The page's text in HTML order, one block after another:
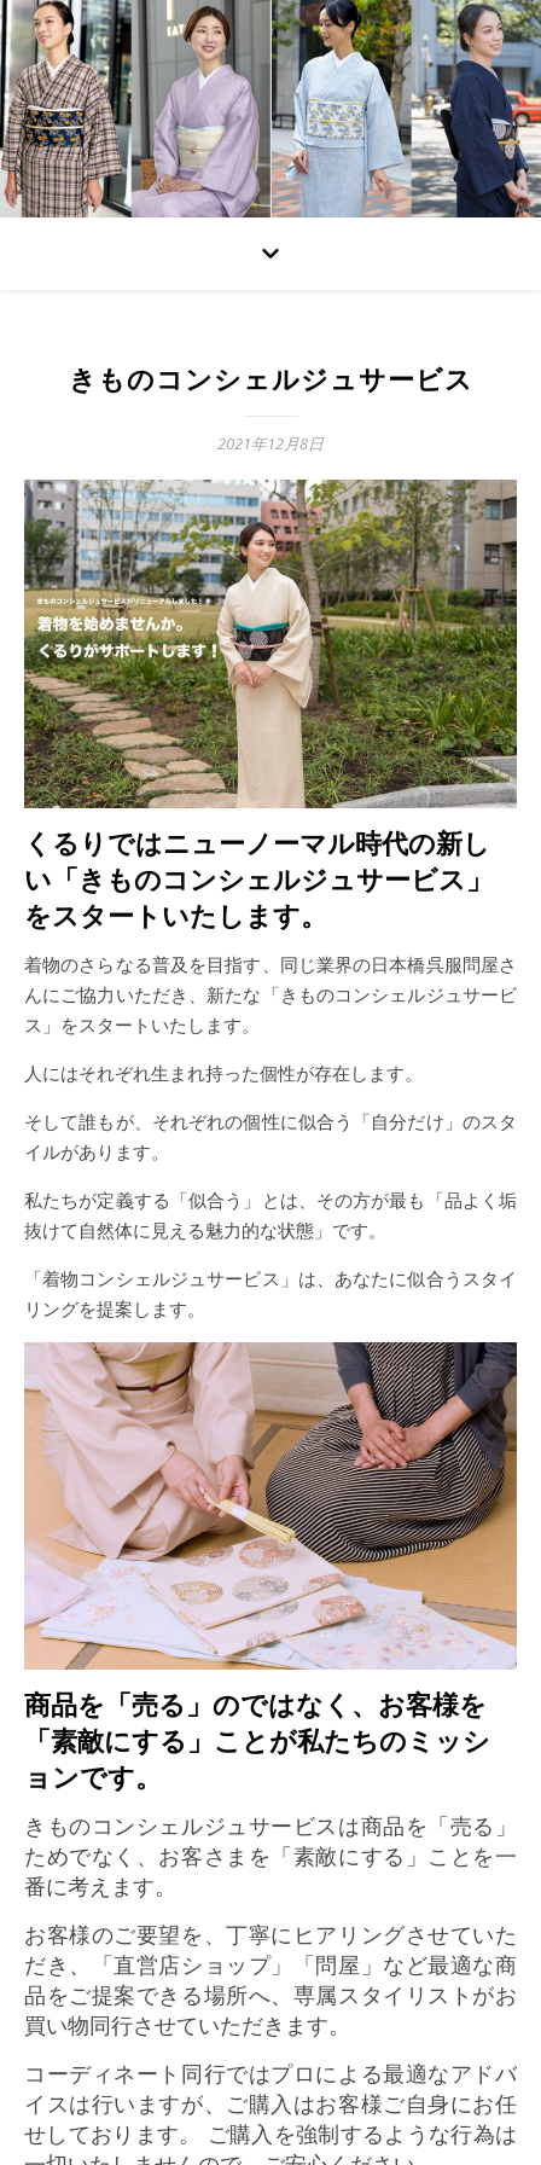
きものコンシェルジュサービス
2021年12月8日
くるりではニューノーマル時代の新し
い「きものコンシェルジュサービス」
をスタートいたします。
着物のさらなる普及を目指す、同じ業界の日本橋呉服問屋さ
んにご協力いただき、新たな「きものコンシェルジュサービ
ス」をスタートいたします。
人にはそれぞれ生まれ持った個性が存在します。
そして誰もが、それぞれの個性に似合う「自分だけ」のスタ
イルがあります。
私たちが定義する「似合う」とは、その方が最も「品よく垢
抜けて自然体に見える魅力的な状態」です。
「着物コンシェルジュサービス」は、あなたに似合うスタイ
リングを提案します。
商品を「売る」のではなく、お客様を
「素敵にする」ことが私たちのミッシ
ョンです。
きものコンシェルジュサービスは商品を「売る」
ためでなく、お客さまを「素敵にする」ことを一
番に考えます。
お客様のご要望を、丁寧にヒアリングさせていた
だき、「直営店ショップ」「問屋」など最適な商
品をご提案できる場所へ、専属スタイリストがお
買い物同行させていただきます。
コーディネート同行ではプロによる最適なアドバ
イスは行いますが、ご購入はお客様ご自身にお任
せしております。 ご購入を強制するような行為は